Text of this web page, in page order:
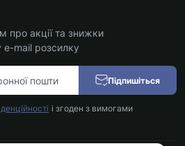
про акції та знижки
e-mail розсилку
Підпишіться
і згоден з вимогами